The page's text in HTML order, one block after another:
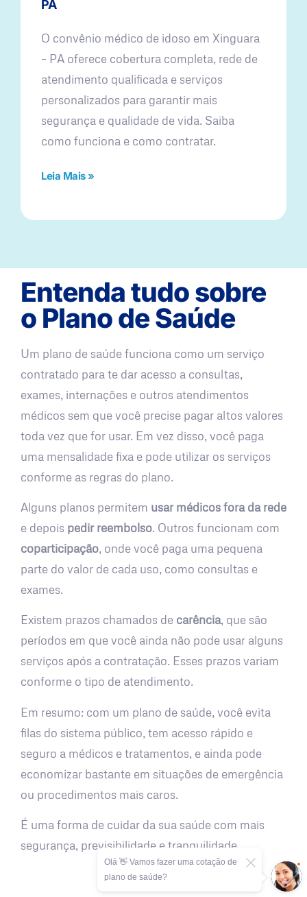
PA
O convênio médico de idoso em Xinguara
– PA oferece cobertura completa, rede de
atendimento qualificada e serviços
personalizados para garantir mais
segurança e qualidade de vida. Saiba
como funciona e como contratar.
Leia Mais »
Entenda tudo sobre
o Plano de Saúde
Um plano de saúde funciona como um serviço
contratado para te dar acesso a consultas,
exames, internações e outros atendimentos
médicos sem que você precise pagar altos valores
toda vez que for usar. Em vez disso, você paga
uma mensalidade fixa e pode utilizar os serviços
conforme as regras do plano.
Alguns planos permitem usar médicos fora da rede
e depois pedir reembolso. Outros funcionam com
coparticipação, onde você paga uma pequena
parte do valor de cada uso, como consultas e
exames.
Existem prazos chamados de carência, que são
períodos em que você ainda não pode usar alguns
serviços após a contratação. Esses prazos variam
conforme o tipo de atendimento.
Em resumo: com um plano de saúde, você evita
filas do sistema público, tem acesso rápido e
seguro a médicos e tratamentos, e ainda pode
economizar bastante em situações de emergência
ou procedimentos mais caros.
É uma forma de cuidar da sua saúde com mais
segurança, previsibilidade e tranquilidade.
Olá 👋 Vamos fazer uma cotação de
plano de saúde?